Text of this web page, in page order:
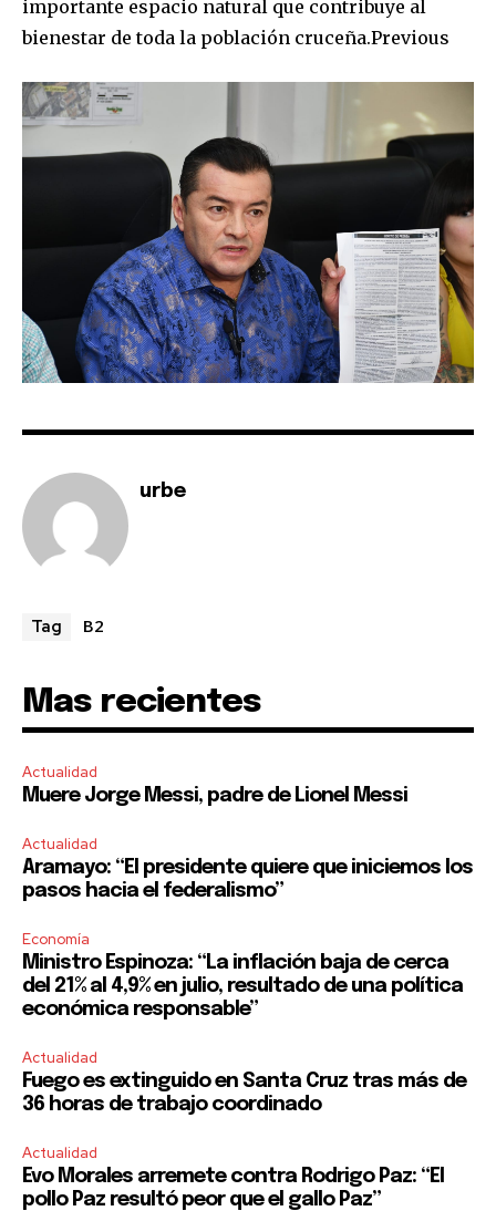
importante espacio natural que contribuye al
bienestar de toda la población cruceña.Previous
urbe
Tag B2
Mas recientes
Actualidad
Muere Jorge Messi, padre de Lionel Messi
Actualidad
Aramayo: “El presidente quiere que iniciemos los
pasos hacia el federalismo”
Economía
Ministro Espinoza: “La inflación baja de cerca
del 21% al 4,9% en julio, resultado de una política
económica responsable”
Actualidad
Fuego es extinguido en Santa Cruz tras más de
36 horas de trabajo coordinado
Actualidad
Evo Morales arremete contra Rodrigo Paz: “El
pollo Paz resultó peor que el gallo Paz”